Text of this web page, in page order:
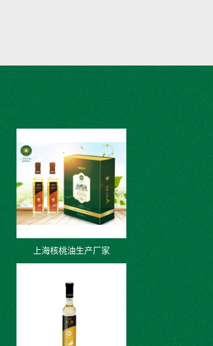
上海核桃油生产厂家